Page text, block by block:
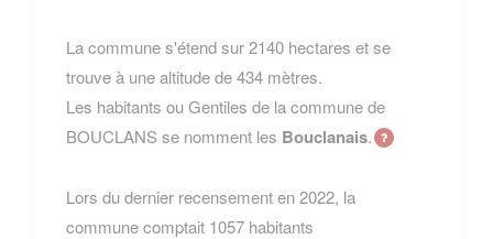
La commune s'étend sur 2140 hectares et se
trouve à une altitude de 434 mètres.
Les habitants ou Gentiles de la commune de
BOUCLANS se nomment les Bouclanais.
Lors du dernier recensement en 2022, la
commune comptait 1057 habitants